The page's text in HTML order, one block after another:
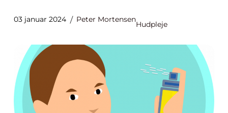
03 januar 2024 Peter Mortensen
Hudpleje